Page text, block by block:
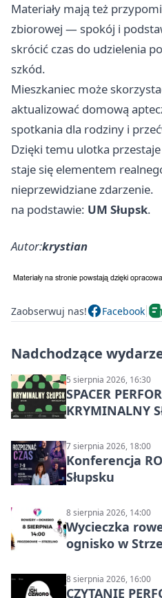
Materiały mają też
zbiorowej — spokój i
skrócić czas do udzielenia
szkód.
Mieszkaniec może
aktualizować domową
spotkania dla rodziny i
Dzięki temu ulotka
staje się elementem
nieprzewidziane zdarzenie.
na podstawie: UM Słupsk.
Autor:krystian
Zaobserwuj nas! Facebook
Nadchodzące
5 sierpnia 2026, 16:30
SPACER
KRYMINALNY
7 sierpnia 2026, 18:00
Konferencja
Słupsku
8 sierpnia 2026, 14:00
Wycieczka
ognisko w
8 sierpnia 2026, 16:00
CZYTANIE